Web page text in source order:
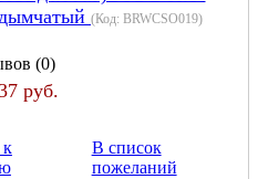
(Код: BRWCSO019)
(0)
руб.
к
В список
пожеланий